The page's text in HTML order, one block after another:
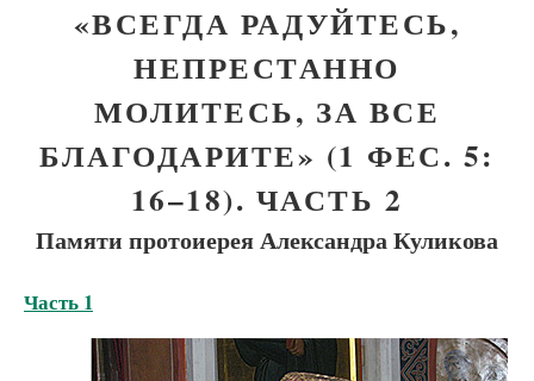
«ВСЕГДА РАДУЙТЕСЬ,
НЕПРЕСТАННО
МОЛИТЕСЬ, ЗА ВСЕ
БЛАГОДАРИТЕ» (1 ФЕС. 5:
16–18). ЧАСТЬ 2
Памяти протоиерея Александра Куликова
Часть 1